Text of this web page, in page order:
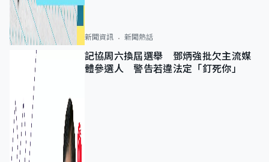
新聞資訊 新聞熱話
記協周六換屆選舉 鄧炳強批欠主流媒
體參選人 警告若違法定「釘死你」